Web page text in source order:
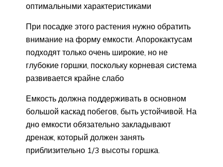
оптимальными характеристиками
При посадке этого растения нужно обратить
внимание на форму емкости. Апорокактусам
подходят только очень широкие, но не
глубокие горшки, поскольку корневая система
развивается крайне слабо
Емкость должна поддерживать в основном
большой каскад побегов, быть устойчивой. На
дно емкости обязательно закладывают
дренаж, который должен занять
приблизительно 1/3 высоты горшка.